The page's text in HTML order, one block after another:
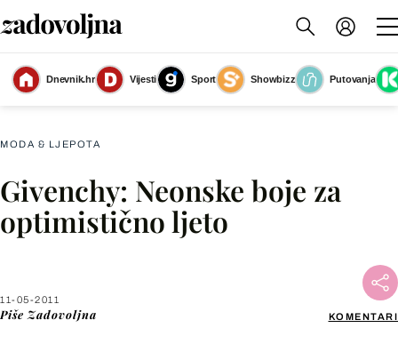
Dnevnik.hr Vijesti Sport Showbizz
Putovanja
Slika nije dostupna
MODA & LJEPOTA
Givenchy: Neonske boje za
optimistično ljeto
11-05-2011
Piše Zadovoljna KOMENTARI
Facebook